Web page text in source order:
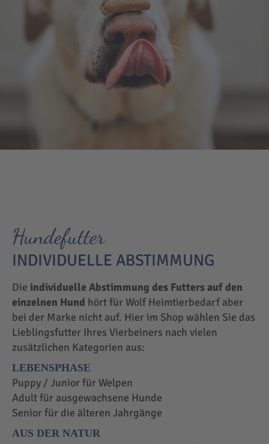
Hundefutter
INDIVIDUELLE ABSTIMMUNG
Die individuelle Abstimmung des Futters auf den
einzelnen Hund hört für Wolf Heimtierbedarf aber
bei der Marke nicht auf. Hier im Shop wählen Sie das
Lieblingsfutter Ihres Vierbeiners nach vielen
zusätzlichen Kategorien aus:
LEBENSPHASE
Puppy / Junior für Welpen
Adult für ausgewachsene Hunde
Senior für die älteren Jahrgänge
AUS DER NATUR